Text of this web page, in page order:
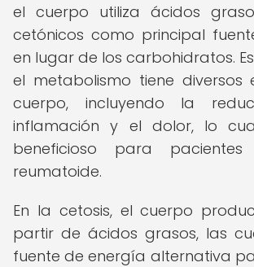
el cuerpo utiliza ácidos
cetónicos como principal
en lugar de los carbohidratos.
el metabolismo tiene diversos
cuerpo, incluyendo la
inflamación y el dolor, lo
beneficioso para
reumatoide.
En la cetosis, el cuerpo
partir de ácidos grasos, las
fuente de energía alternativa